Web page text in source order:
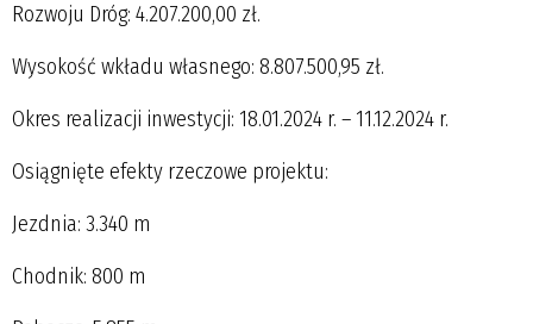
Rozwoju Dróg: 4.207.200,00 zł.
Wysokość wkładu własnego: 8.807.500,95 zł.
Okres realizacji inwestycji: 18.01.2024 r. – 11.12.2024 r.
Osiągnięte efekty rzeczowe projektu:
Jezdnia: 3.340 m
Chodnik: 800 m